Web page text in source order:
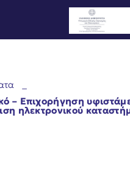
– Επιχορήγηση
ηλεκτρονικού